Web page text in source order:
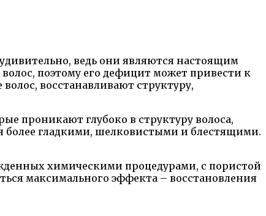
ведь они являются настоящим
поэтому его дефицит может привести к
восстанавливают структуру,
проникают глубоко в структуру волоса,
более гладкими, шелковистыми и блестящими.
химическими процедурами, с пористой
максимального эффекта – восстановления